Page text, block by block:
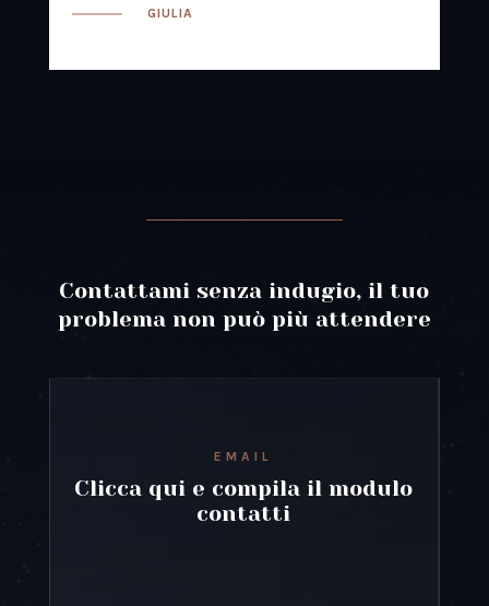
GIULIA
Contattami senza indugio, il tuo
problema non può più attendere
EMAIL
Clicca qui e compila il modulo
contatti